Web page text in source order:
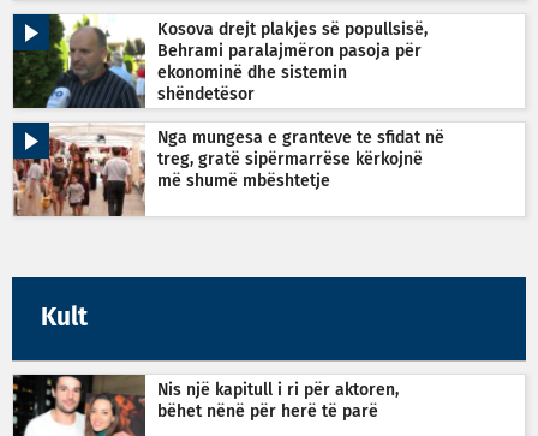
Kosova drejt plakjes së popullsisë,
Behrami paralajmëron pasoja për
ekonominë dhe sistemin
shëndetësor
Nga mungesa e granteve te sfidat në
treg, gratë sipërmarrëse kërkojnë
më shumë mbështetje
Kult
Nis një kapitull i ri për aktoren,
bëhet nënë për herë të parë